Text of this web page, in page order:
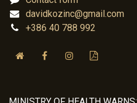
davidkozinc@gmail.com
+386 40 788 992